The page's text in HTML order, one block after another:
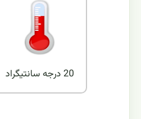
20 درجه سانتیگراد